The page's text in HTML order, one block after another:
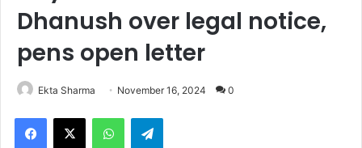
Dhanush over legal notice,
pens open letter
Ekta Sharma November 16, 2024 0
Facebook
X WhatsAppTelegram